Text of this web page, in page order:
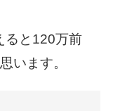
ると120万前
います。